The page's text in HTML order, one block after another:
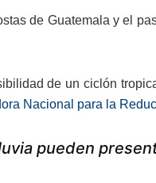
de Guatemala y el
de un ciclón
Nacional para la
pueden